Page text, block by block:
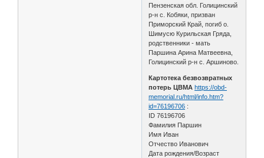
Пензенская обл. Голицинский
р-н с. Кобяки, призван
Приморский Край, погиб о.
Шимусю Курильская Гряда,
родственники - мать
Паршина Арина Матвеевна,
Голицинский р-н с. Аршиново.
Картотека безвозвратных
потерь ЦВМА https://obd-
memorial.ru/html/info.htm?
id=76196706 :
ID 76196706
Фамилия Паршин
Имя Иван
Отчество Иванович
Дата рождения/Возраст